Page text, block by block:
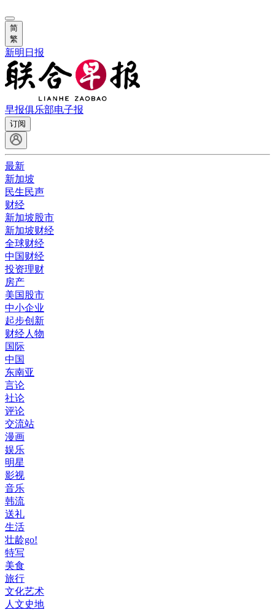
简
繁
新明日报
早报俱乐部电子报
订阅
最新
新加坡
民生民声
财经
新加坡股市
新加坡财经
全球财经
中国财经
投资理财
房产
美国股市
中小企业
起步创新
财经人物
国际
中国
东南亚
言论
社论
评论
交流站
漫画
娱乐
明星
影视
音乐
韩流
送礼
生活
壮龄go!
特写
美食
旅行
文化艺术
人文史地